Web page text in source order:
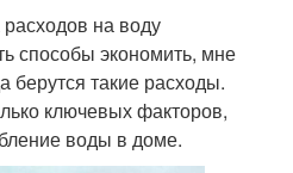
на воду
способы экономить, мне
берутся такие расходы.
ключевых факторов,
воды в доме.